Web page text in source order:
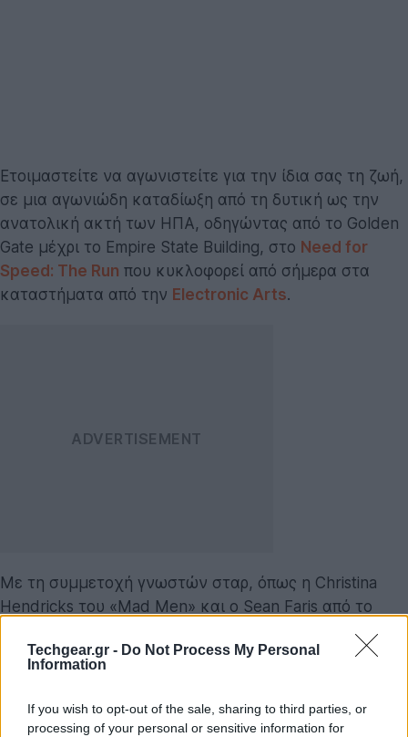
Techgear.gr - Do Not Process My Personal
Information
If you wish to opt-out of the sale, sharing to third parties, or
processing of your personal or sensitive information for
Ετοιμαστείτε να αγωνιστείτε για την ίδια σας τη ζωή,
σε μια αγωνιώδη καταδίωξη από τη δυτική ως την
ανατολική ακτή των ΗΠΑ, οδηγώντας από το Golden
Gate μέχρι το Empire State Building, στο Need for
Speed: The Run που κυκλοφορεί από σήμερα στα
καταστήματα από την Electronic Arts.
Με τη συμμετοχή γνωστών σταρ, όπως η Christina
Hendricks του «Mad Men» και ο Sean Faris από το
«Never Back Down», καθώς και τα μοντέλα Irina
Shayk και Chrissy Teigen του Sports Illustrated
παίκτη σε έναν συγκλονιστικό αγώνα, γνωστού ως
"The Run".